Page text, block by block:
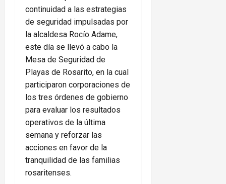
continuidad a las estrategias
de seguridad impulsadas por
la alcaldesa Rocío Adame,
este día se llevó a cabo la
Mesa de Seguridad de
Playas de Rosarito, en la cual
participaron corporaciones de
los tres órdenes de gobierno
para evaluar los resultados
operativos de la última
semana y reforzar las
acciones en favor de la
tranquilidad de las familias
rosaritenses.